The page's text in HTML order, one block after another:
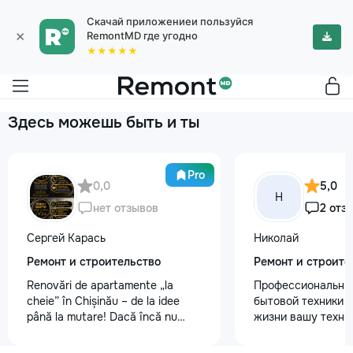
×
Скачай приложениеи пользуйся
RemontMD где угодно
★★★★★
Здесь можешь быть и ты
Pro
0,0
нет отзывов
Сергей Карась
Ремонт и строительство
Renovări de apartamente „la
cheie” în Chișinău – de la idee
până la mutare! Dacă încă nu
Н
5,0
2
Николай
Ремонт и
бытовой техники
жизни вашу